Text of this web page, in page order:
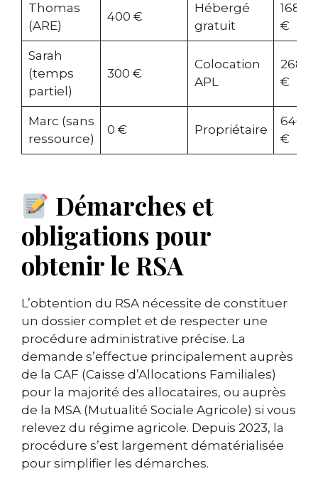
Thomas
(ARE)
400 €
Hébergé
gratuit
168,94
€
Sarah
(temps
partiel)
300 €
Colocation
APL
€
Marc (sans
ressource)
0 € Propriétaire
€
Démarches et
obligations pour
obtenir le RSA
L’obtention du RSA nécessite de constituer
un dossier complet et de respecter une
procédure administrative précise. La
demande s’effectue principalement auprès
de la CAF (Caisse d’Allocations Familiales)
pour la majorité des allocataires, ou auprès
de la MSA (Mutualité Sociale Agricole) si vous
relevez du régime agricole. Depuis 2023, la
procédure s’est largement dématérialisée
pour simplifier les démarches.